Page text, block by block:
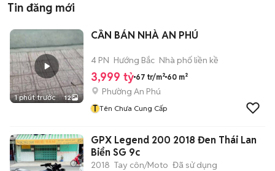
Tin đăng mới
1 phút trước 12
CẦN BÁN NHÀ AN PHÚ
4 PN Hướng Bắc Nhà phố liền kề
3,999 tỷ 67 tr/m² 60 m²
Phường An Phú
T Tên Chưa Cung Cấp
GPX Legend 200 2018 Đen Thái Lan
Biển SG 9c
2018 Tay côn/Moto Đã sử dụng